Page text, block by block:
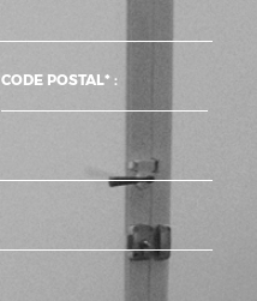
CODE POSTAL* :